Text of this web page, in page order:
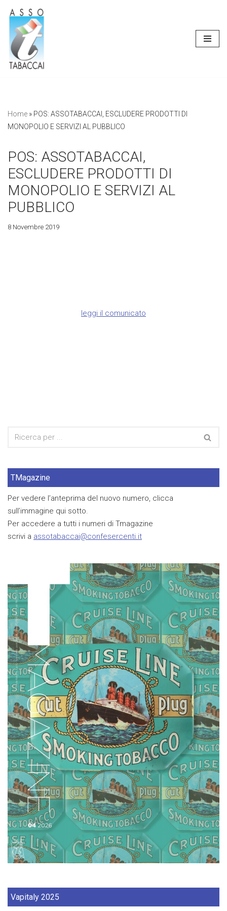
Vai
al
contenuto
Home » POS: ASSOTABACCAI, ESCLUDERE PRODOTTI DI
MONOPOLIO E SERVIZI AL PUBBLICO
POS: ASSOTABACCAI,
ESCLUDERE PRODOTTI DI
MONOPOLIO E SERVIZI AL
PUBBLICO
8 Novembre 2019
leggi il comunicato
TMagazine
Per vedere l’anteprima del nuovo numero, clicca
sull’immagine qui sotto.
Per accedere a tutti i numeri di Tmagazine
scrivi a assotabaccai@confesercenti.it
Vapitaly 2025